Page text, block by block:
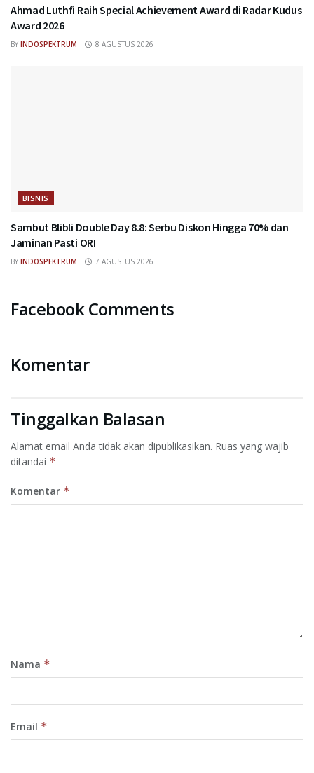
Ahmad Luthfi Raih Special Achievement Award di Radar Kudus
Award 2026
BY INDOSPEKTRUM 8 AGUSTUS 2026
BISNIS
Sambut Blibli Double Day 8.8: Serbu Diskon Hingga 70% dan
Jaminan Pasti ORI
BY INDOSPEKTRUM 7 AGUSTUS 2026
Facebook Comments
Komentar
Tinggalkan Balasan
Alamat email Anda tidak akan dipublikasikan. Ruas yang wajib
ditandai *
Komentar *
Nama *
Email *